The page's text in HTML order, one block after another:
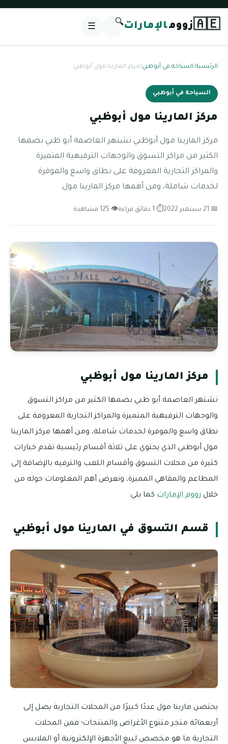
🇦🇪زوومالإمارات🔍
☰
الرئيسية/السياحة في أبوظبي/مركز المارينا مول أبوظبي
السياحة في أبوظبي
مركز المارينا مول أبوظبي
مركز المارينا مول أبوظبي تشتهر العاصمة أبو ظبي بضمها
الكثير من مراكز التسوق والوجهات الترفيهية المتميزة
والمراكز التجارية المعروفة على نطاق واسع والموفرة
لخدمات شاملة، ومن أهمها مركز المارينا مول
📅 21 سبتمبر 2022 ⏱ 1 دقائق قراءة 👁 125 مشاهدة
مركز المارينا مول أبوظبي
تشتهر العاصمة أبو ظبي بضمها الكثير من مراكز التسوق
والوجهات الترفيهية المتميزة والمراكز التجارية المعروفة على
نطاق واسع والموفرة لخدمات شاملة، ومن أهمها مركز المارينا
مول أبوظبي الذي يحتوي على ثلاثة أقسام رئيسية تقدم خيارات
كثيرة من محلات التسوق وأقسام اللعب والترفيه بالإضافة إلى
المطاعم والمقاهي المميزة، ونعرض أهم المعلومات حوله من
خلال زووم الإمارات كما يلي:
قسم التسوق في المارينا مول أبوظبي
يحتضن مارينا مول عددًا كبيرًا من المحلات التجارية يصل إلى
أربعمائة متجر متنوع الأغراض والمنتجات؛ فمن المحلات
التجارية ما هو مخصص لبيع الأجهزة الإلكترونية أو الملابس